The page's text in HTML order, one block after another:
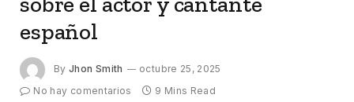
español
By Jhon Smith
octubre 25, 2025
No hay comentarios
9 Mins Read